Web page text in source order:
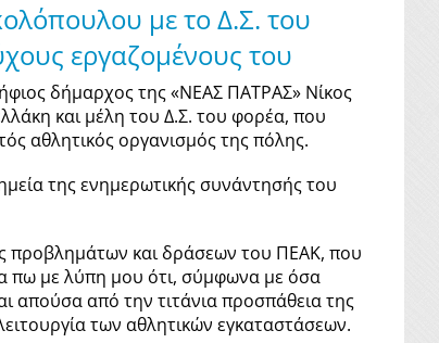
με το Δ.Σ. του
εργαζομένους του
δήμαρχος της «ΝΕΑΣ ΠΑΤΡΑΣ» Νίκος
και μέλη του Δ.Σ. του φορέα, που
αθλητικός οργανισμός της πόλης.
της ενημερωτικής συνάντησής του
προβλημάτων και δράσεων του ΠΕΑΚ, που
πω με λύπη μου ότι, σύμφωνα με όσα
απούσα από την τιτάνια προσπάθεια της
των αθλητικών εγκαταστάσεων.